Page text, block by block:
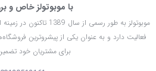
با موبوتولز خاص و
موبوتولز به طور رسمی از
فعالیت دارد و به عنوان یکی از پیشروترین
برای مشتریان خود